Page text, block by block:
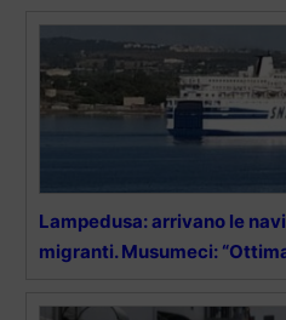
Lampedusa: arrivano le
migranti. Musumeci: